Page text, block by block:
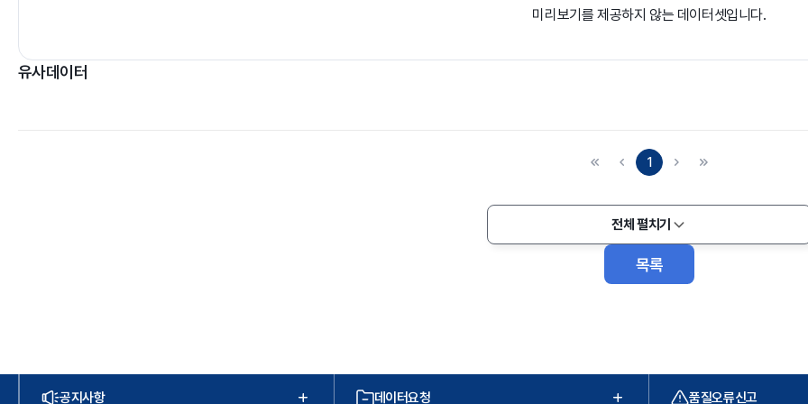
미리보기를 제공하지 않는 데이터셋입니다.
유사데이터
1
전체 펼치기
목록
공지사항 데이터요청 품질오류신고